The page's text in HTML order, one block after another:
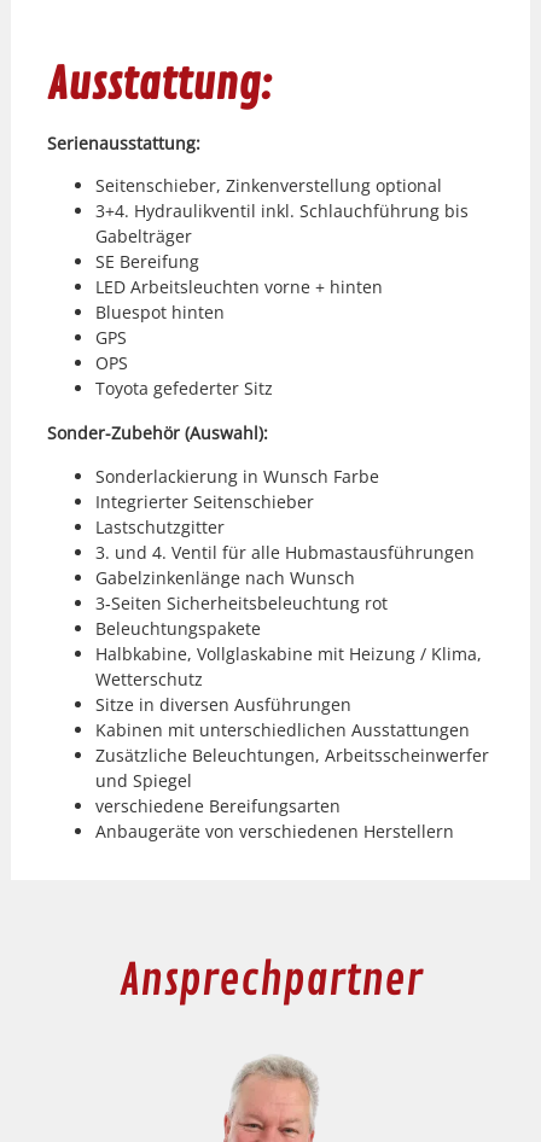
Ausstattung:
Serien­ausstat­tung:
Seit­en­schieber, Zinken­ver­stel­lung option­al
3+4. Hydraulikven­til inkl. Schlauch­führung bis
Gabel­träger
SE Berei­fung
LED Arbeit­sleucht­en vorne + hin­ten
Bluespot hin­ten
GPS
OPS
Toy­ota gefed­ert­er Sitz
Son­der-Zube­hör (Auswahl):
Son­der­lack­ierung in Wun­sch Farbe
Inte­gri­ert­er Seit­en­schieber
Lastschutzgit­ter
3. und 4. Ven­til für alle Hub­mas­taus­führun­gen
Gabelzinken­länge nach Wun­sch
3‑Seiten Sicher­heits­beleuch­tung rot
Beleuch­tungspakete
Hal­bkabine, Voll­glask­abine mit Heizung / Kli­ma,
Wet­ter­schutz
Sitze in diversen Aus­führun­gen
Kabi­nen mit unter­schiedlichen Ausstat­tun­gen
Zusät­zliche Beleuch­tun­gen, Arbeitss­chein­wer­fer
und Spiegel
ver­schiedene Berei­fungsarten
Anbaugeräte von ver­schiede­nen Her­stellern
Ansprechpartner